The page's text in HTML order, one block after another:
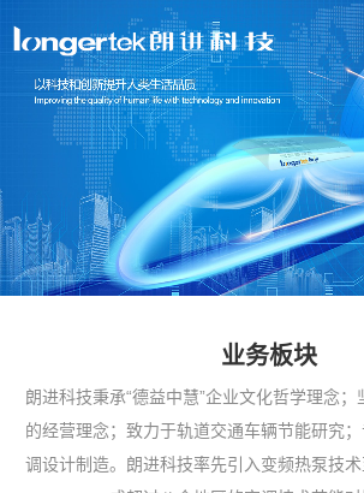
业务板块
朗进科技秉承“德益中慧”企业文化哲学理念；
的经营理念；致力于轨道交通车辆节能研究
调设计制造。朗进科技率先引入变频热泵技